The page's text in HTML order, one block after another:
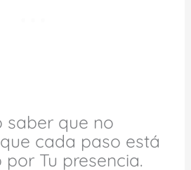
saber que no
cada paso está
Tu presencia.